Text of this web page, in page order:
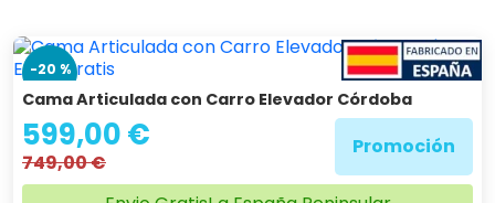
-20 %
Cama Articulada con Carro Elevador Córdoba
599,00 €
749,00 €
Promoción